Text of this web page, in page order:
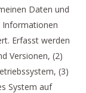
Daten und
Informationen
Erfasst werden
Versionen, (2)
(3)
System auf